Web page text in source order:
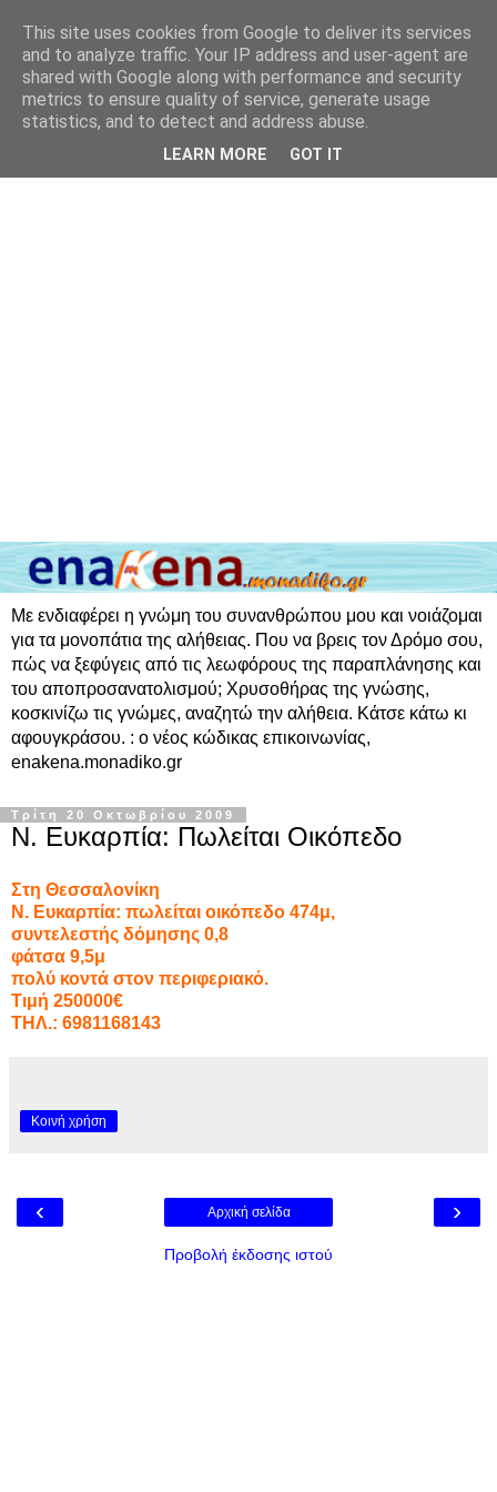
Με ενδιαφέρει η γνώμη του συνανθρώπου μου και νοιάζομαι
για τα μονοπάτια της αλήθειας. Που να βρεις τον Δρόμο σου,
πώς να ξεφύγεις από τις λεωφόρους της παραπλάνησης και
του αποπροσανατολισμού; Χρυσοθήρας της γνώσης,
κοσκινίζω τις γνώμες, αναζητώ την αλήθεια. Κάτσε κάτω κι
αφουγκράσου. : ο νέος κώδικας επικοινωνίας,
enakena.monadiko.gr
Τρίτη 20 Οκτωβρίου 2009
Ν. Ευκαρπία: Πωλείται Οικόπεδο
Στη Θεσσαλονίκη
Ν. Ευκαρπία: πωλείται οικόπεδο 474μ,
συντελεστής δόμησης 0,8
φάτσα 9,5μ
πολύ κοντά στον περιφεριακό.
Τιμή 250000€
ΤΗΛ.: 6981168143
Κοινή χρήση
‹ ›
Αρχική σελίδα
Προβολή έκδοσης ιστού
This site uses cookies from Google to deliver its services
and to analyze traffic. Your IP address and user-agent are
shared with Google along with performance and security
metrics to ensure quality of service, generate usage
statistics, and to detect and address abuse.
LEARN MORE GOT IT